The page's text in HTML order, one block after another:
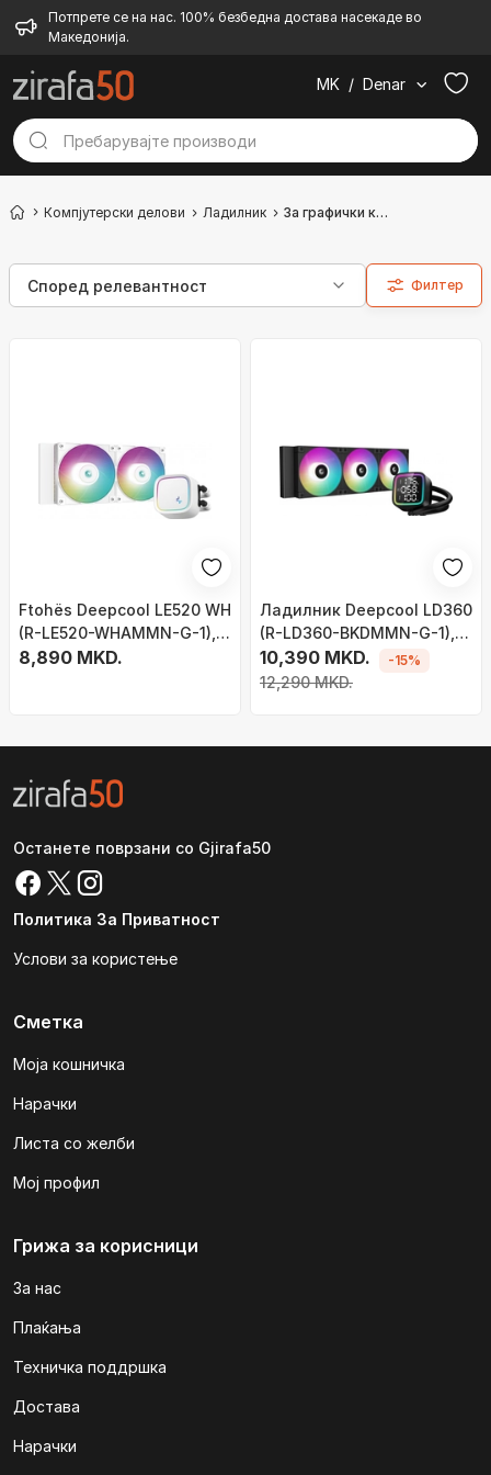
Потпрете се на нас. 100% безбедна достава насекаде во
Македонија.
MK / Denar
Компјутерски делови Ладилник За графички картички
Филтер
Ftohës Deepcool LE520 WH
(R-LE520-WHAMMN-G-1), i
bardhë
8,890 MKD.
Ладилник Deepcool LD360
(R-LD360-BKDMMN-G-1),
црн
10,390 MKD.
12,290 MKD.
-15%
Останете поврзани со Gjirafa50
Политика За Приватност
Услови за користење
Сметка
Моја кошничка
Нарачки
Листа со желби
Мој профил
Грижа за корисници
За нас
Плаќања
Техничка поддршка
Достава
Нарачки